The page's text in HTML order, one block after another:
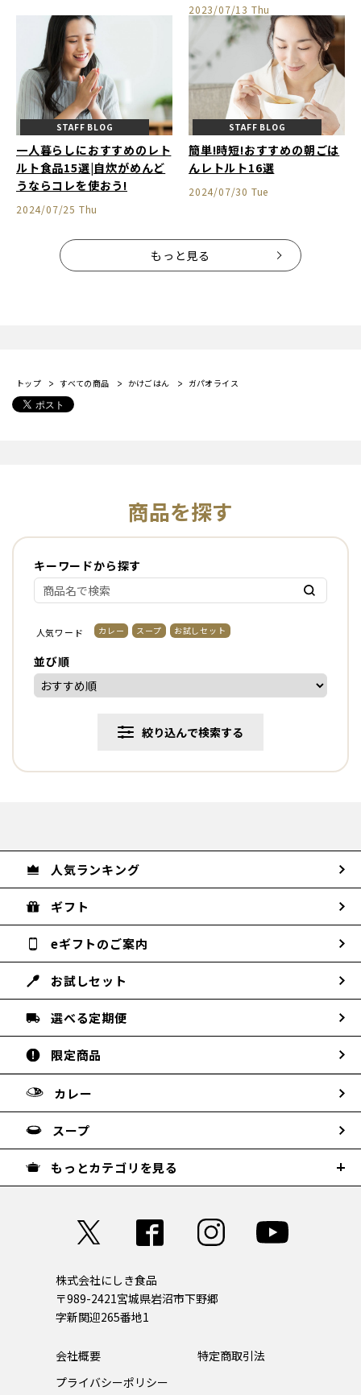
2023/07/13 Thu
STAFF BLOG
2024/07/25 Thu
一人暮らしにおすすめのレト
ルト食品15選|自炊がめんど
うならコレを使おう!
STAFF BLOG
2024/07/30 Tue
簡単!時短!おすすめの朝ごは
んレトルト16選
もっと見る
トップ すべての商品 かけごはん ガパオライス
商品を探す
キーワードから探す
並び順
人気ワード カレー スープ お試しセット
絞り込んで検索する
人気ランキング
ギフト
eギフトのご案内
お試しセット
選べる定期便
限定商品
カレー
スープ
もっとカテゴリを見る
株式会社にしき食品
〒989-2421宮城県岩沼市下野郷
字新関迎265番地1
会社概要
特定商取引法
プライバシーポリシー